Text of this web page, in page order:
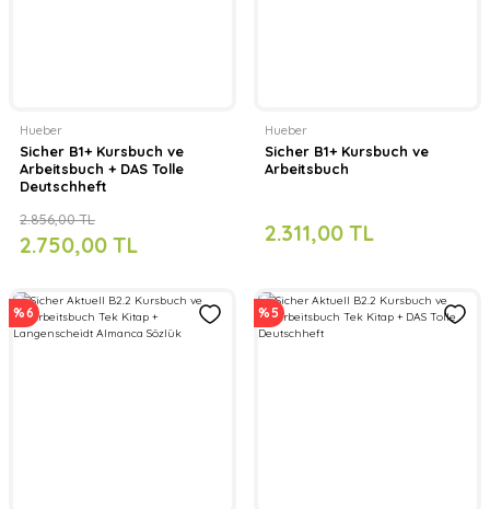
Hueber
Sicher B1+ Kursbuch ve
Arbeitsbuch + DAS Tolle
Deutschheft
2.750,00 TL
2.856,00 TL
Hueber
Sicher B1+ Kursbuch ve
Arbeitsbuch
2.311,00 TL
%6 %5